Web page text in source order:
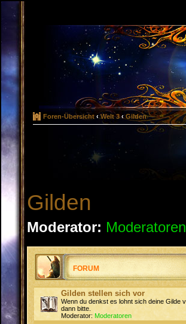
Foren-Übersicht ‹ Welt 3 ‹ Gilden
Gilden
Moderator: Moderatoren
FORUM
Gilden stellen sich vor
Wenn du denkst es lohnt sich deine Gilde
dann bitte.
Moderator: Moderatoren